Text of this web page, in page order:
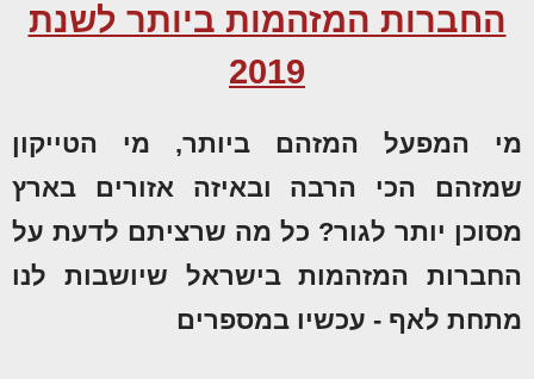
החברות המזהמות ביותר לשנת
2019
מי המפעל המזהם ביותר, מי הטייקון
שמזהם הכי הרבה ובאיזה אזורים בארץ
מסוכן יותר לגור? כל מה שרציתם לדעת על
החברות המזהמות בישראל שיושבות לנו
מתחת לאף - עכשיו במספרים